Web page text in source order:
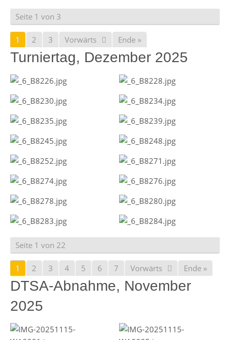
Seite 1 von 3
1 2 3 Vorwärts Ende »
Turniertag, Dezember 2025
Seite 1 von 22
1 2 3 4 5 6 7 Vorwärts Ende »
DTSA-Abnahme, November
2025